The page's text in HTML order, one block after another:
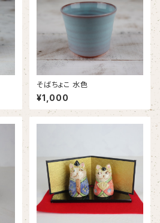
そばちょこ 水色
¥1,000